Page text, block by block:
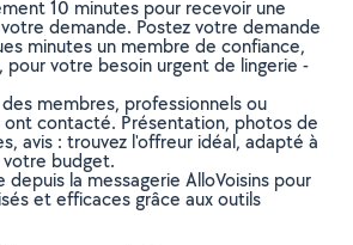
10 minutes pour recevoir une
demande. Postez votre demande
minutes un membre de confiance,
pour votre besoin urgent de lingerie -
membres, professionnels ou
ont contacté. Présentation, photos de
avis : trouvez l'offreur idéal, adapté à
budget.
depuis la messagerie AlloVoisins pour
et efficaces grâce aux outils